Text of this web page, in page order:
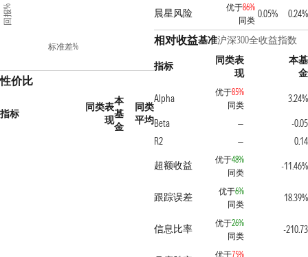
标准差%
回报%
性价比
指标
同类表
现
本
基
金
同类
平均
晨星风险 优于86%
同类
0.05% 0.24%
相对收益基准沪深300全收益指数
指标
同类表
现
本基
金
Alpha
优于85%
同类
3.24%
Beta
—
-0.05
R2
—
0.14
超额收益
优于48%
同类
-11.46%
跟踪误差 优于6%
同类
18.39%
信息比率 优于26%
同类
-210.73
优于75%